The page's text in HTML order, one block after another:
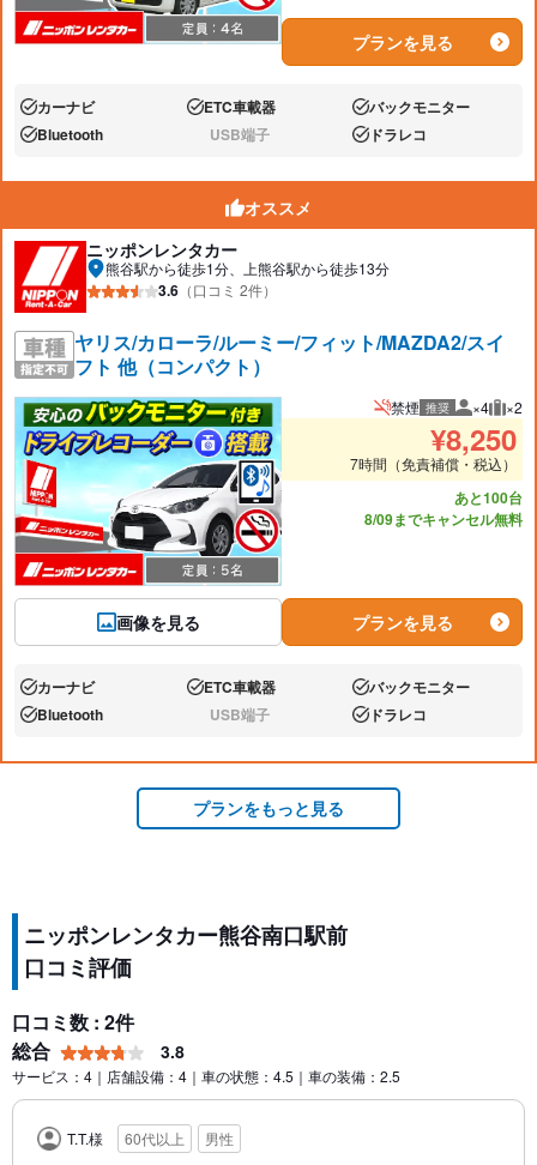
プランを見る
あり:カーナビ あり:ETC車載器 あり:バックモニター
あり:Bluetooth なし:USB端子 あり:ドラレコ
オススメ
ニッポンレンタカー
熊谷駅から徒歩1分、上熊谷駅から徒歩13分
3.6 （口コミ 2件）
ヤリス/カローラ/ルーミー/フィット/MAZDA2/スイ
フト 他（コンパクト）
画像を見る
禁煙 推奨 推奨人数
×4 推奨
×2
¥8,250
7時間（免責補償・税込）
あと100台
8/09までキャンセル無料
プランを見る
あり:カーナビ あり:ETC車載器 あり:バックモニター
あり:Bluetooth なし:USB端子 あり:ドラレコ
プランをもっと見る
ニッポンレンタカー熊谷南口駅前
口コミ評価
口コミ数 : 2件
総合
3.8
サービス：4｜店舗設備：4｜車の状態：4.5｜車の装備：2.5
T.T.様 60代以上 男性